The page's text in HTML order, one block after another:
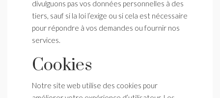
divulguons pas vos données personnelles à des
tiers, sauf si la loi l’exige ou si cela est nécessaire
pour répondre à vos demandes ou fournir nos
services.
Cookies
Notre site web utilise des cookies pour